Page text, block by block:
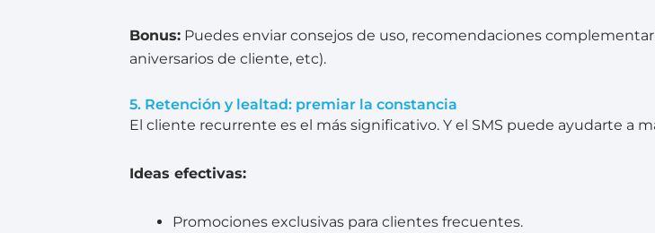
Bonus: Puedes enviar consejos de uso, recomendaciones
aniversarios de cliente, etc).
5. Retención y lealtad: premiar la constancia
El cliente recurrente es el más significativo. Y el SMS puede ayudarte a
Ideas efectivas:
Promociones exclusivas para clientes frecuentes.